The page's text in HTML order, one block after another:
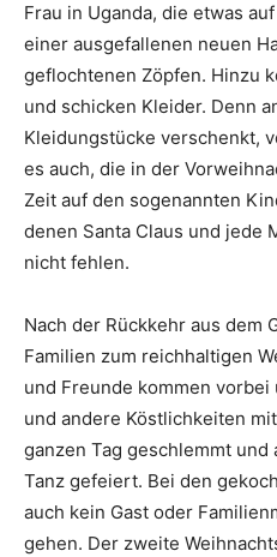
Frau in Uganda, die etwas
einer ausgefallenen neuen
geflochtenen Zöpfen. Hinzu
und schicken Kleider. Denn
Kleidungstücke verschenkt,
es auch, die in der
Zeit auf den sogenannten
denen Santa Claus und jede
nicht fehlen.
Nach der Rückkehr aus dem
Familien zum reichhaltigen
und Freunde kommen
und andere Köstlichkeiten
ganzen Tag geschlemmt und
Tanz gefeiert. Bei den
auch kein Gast oder
gehen. Der zweite